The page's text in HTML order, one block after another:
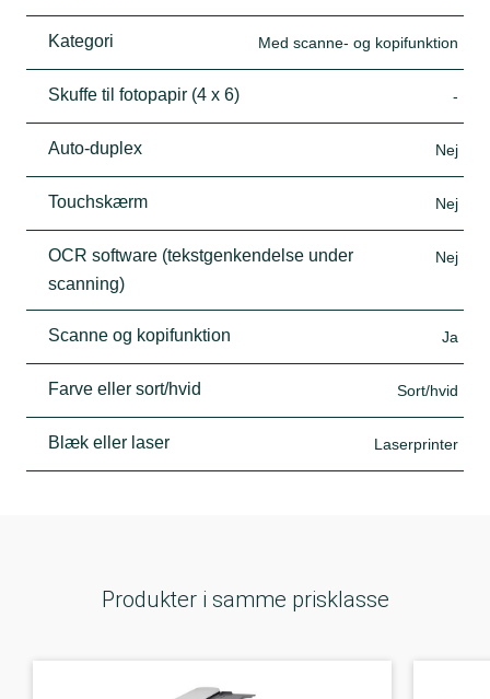
Kategori Med scanne- og kopifunktion
Skuffe til fotopapir (4 x 6) -
Auto-duplex Nej
Touchskærm Nej
OCR software (tekstgenkendelse under
scanning)
Nej
Scanne og kopifunktion Ja
Farve eller sort/hvid Sort/hvid
Blæk eller laser Laserprinter
Produkter i samme prisklasse